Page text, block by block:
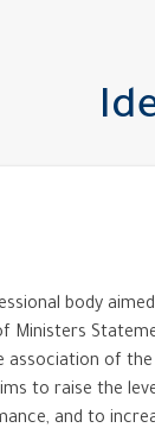
body
Ministers
association of
to raise the
and to